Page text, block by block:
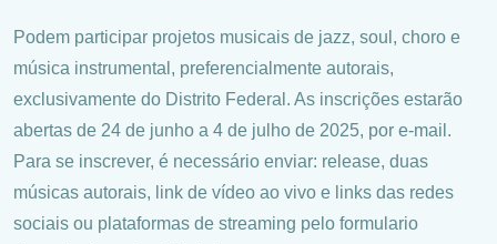
Podem participar projetos musicais de jazz, soul, choro e
música instrumental, preferencialmente autorais,
exclusivamente do Distrito Federal. As inscrições estarão
abertas de 24 de junho a 4 de julho de 2025, por e-mail.
Para se inscrever, é necessário enviar: release, duas
músicas autorais, link de vídeo ao vivo e links das redes
sociais ou plataformas de streaming pelo formulario